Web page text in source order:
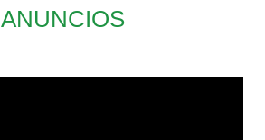
ANUNCIOS